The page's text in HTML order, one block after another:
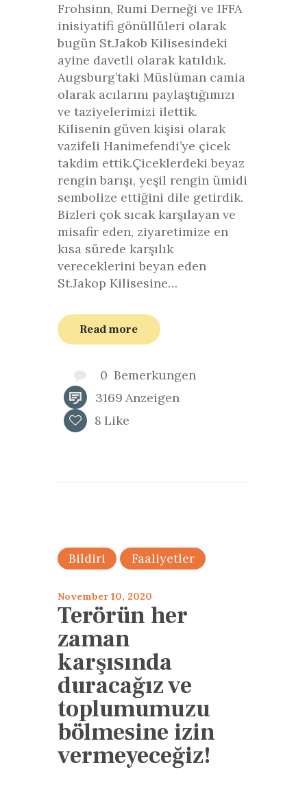
Frohsinn, Rumi Derneği ve IFFA
inisiyatifi gönüllüleri olarak
bugün St.Jakob Kilisesindeki
ayine davetli olarak katıldık.
Augsburg’taki Müslüman camia
olarak acılarını paylaştığımızı
ve taziyelerimizi ilettik.
Kilisenin güven kişisi olarak
vazifeli Hanimefendi’ye çicek
takdim ettik.Çiceklerdeki beyaz
rengin barışı, yeşil rengin ümidi
sembolize ettiğini dile getirdik.
Bizleri çok sıcak karşılayan ve
misafir eden, ziyaretimize en
kısa sürede karşılık
vereceklerini beyan eden
St.Jakop Kilisesine…
Read more
0 Bemerkungen
3169 Anzeigen
8 Like
Bildiri Faaliyetler
November 10, 2020
Terörün her
zaman
karşısında
duracağız ve
toplumumuzu
bölmesine izin
vermeyeceğiz!